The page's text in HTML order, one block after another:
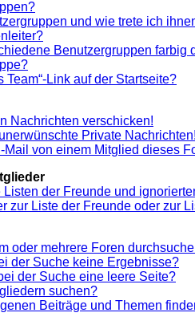
und wie trete ich
Benutzergruppen farbig
Team“-Link auf der Startseite?
Nachrichten verschicken!
Private Nachrichten!
Mail von einem Mitglied dieses
der Freunde und
zur Liste der Freunde oder zur
oder mehrere Foren
der Suche keine Ergebnisse?
der Suche eine leere Seite?
suchen?
Beiträge und Themen